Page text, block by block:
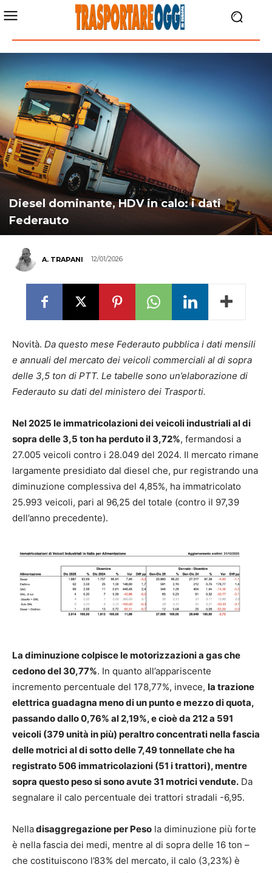
Diesel dominante, HDV in calo: i dati
Federauto
A. TRAPANI 12/01/2026
Novità. Da questo mese Federauto pubblica i dati mensili
e annuali del mercato dei veicoli commerciali al di sopra
delle 3,5 ton di PTT. Le tabelle sono un’elaborazione di
Federauto su dati del ministero dei Trasporti.
Nel 2025 le immatricolazioni dei veicoli industriali al di
sopra delle 3,5 ton ha perduto il 3,72%, fermandosi a
27.005 veicoli contro i 28.049 del 2024. Il mercato rimane
largamente presidiato dal diesel che, pur registrando una
diminuzione complessiva del 4,85%, ha immatricolato
25.993 veicoli, pari al 96,25 del totale (contro il 97,39
dell’anno precedente).
La diminuzione colpisce le motorizzazioni a gas che
cedono del 30,77%. In quanto all’appariscente
incremento percentuale del 178,77%, invece, la trazione
elettrica guadagna meno di un punto e mezzo di quota,
passando dallo 0,76% al 2,19%, e cioè da 212 a 591
veicoli (379 unità in più) peraltro concentrati nella fascia
delle motrici al di sotto delle 7,49 tonnellate che ha
registrato 506 immatricolazioni (51 i trattori), mentre
sopra questo peso si sono avute 31 motrici vendute. Da
segnalare il calo percentuale dei trattori stradali -6,95.
Nelladisaggregazione per Peso la diminuzione più forte
è nella fascia dei medi, mentre al di sopra delle 16 ton –
che costituiscono l’83% del mercato, il calo (3,23%) è